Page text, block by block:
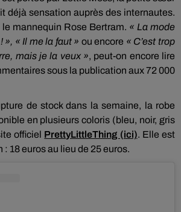
déjà sensation auprès des internautes.
le mannequin Rose Bertram. « La mode
», « Il me la faut » ou encore « C’est trop
mais je la veux », peut-on encore lire
sous la publication aux 72 000
de stock dans la semaine, la robe
en plusieurs coloris (bleu, noir, gris
officiel PrettyLittleThing (ici). Elle est
18 euros au lieu de 25 euros.